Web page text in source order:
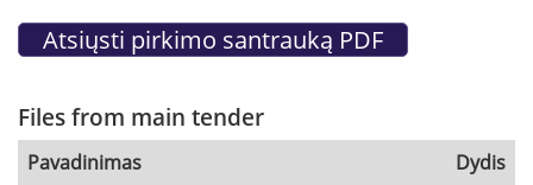
Files from main tender
Pavadinimas
Dydis